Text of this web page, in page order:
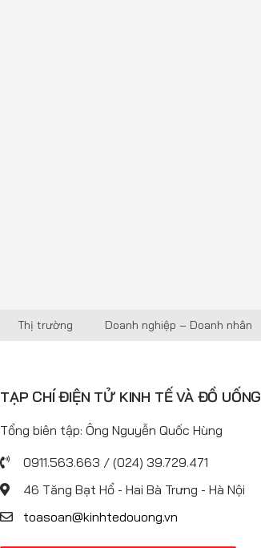
Thị trường Doanh nghiệp – Doanh nhân
TẠP CHÍ ĐIỆN TỬ KINH TẾ VÀ ĐỒ UỐNG
Tổng biên tập: Ông Nguyễn Quốc Hùng
0911.563.663 / (024) 39.729.471
46 Tăng Bạt Hổ - Hai Bà Trưng - Hà Nội
toasoan@kinhtedouong.vn